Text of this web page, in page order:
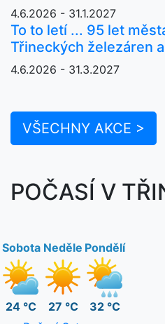
4.6.2026 - 31.1.2027
To to letí ... 95 let
Třineckých železáren
4.6.2026 - 31.3.2027
VŠECHNY AKCE >
POČASÍ V
Sobota
24 °C
Neděle
27 °C
Pondělí
32 °C